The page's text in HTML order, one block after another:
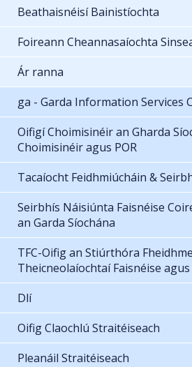
Beathaisnéisí Bainistíochta
Foireann Cheannasaíochta
Ár ranna
ga - Garda Information Services
Oifigí Choimisinéir an Gharda
Choimisinéir agus POR
Tacaíocht Feidhmiúcháin &
Seirbhís Náisiúnta Faisnéise
an Garda Síochána
TFC-Oifig an Stiúrthóra
Theicneolaíochtaí Faisnéise agus
Dlí
Oifig Claochlú Straitéiseach
Pleanáil Straitéiseach